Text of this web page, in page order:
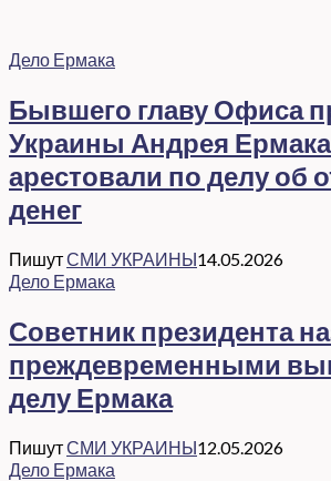
Дело Ермака
Бывшего главу Офиса
Украины Андрея Ермака
арестовали по делу об
денег
ПишутСМИ УКРАИНЫ14.05.2026
Дело Ермака
Советник президента
преждевременными
делу Ермака
ПишутСМИ УКРАИНЫ12.05.2026
Дело Ермака